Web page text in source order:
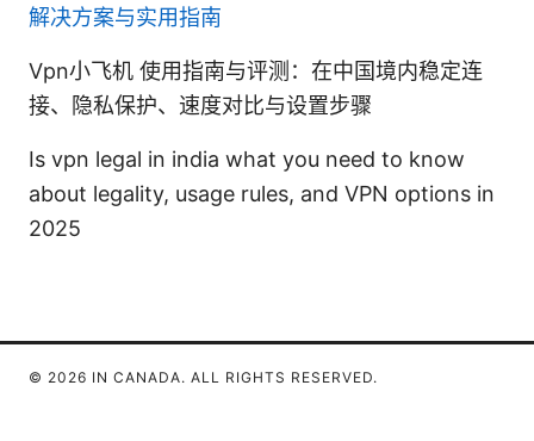
解决方案与实用指南
Vpn小飞机 使用指南与评测：在中国境内稳定连
接、隐私保护、速度对比与设置步骤
Is vpn legal in india what you need to know
about legality, usage rules, and VPN options in
2025
© 2026 IN CANADA. ALL RIGHTS RESERVED.